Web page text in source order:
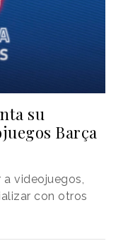
su
Barça
videojuegos,
con otros